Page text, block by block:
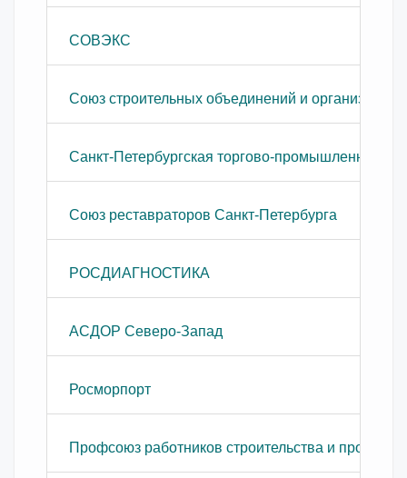
СОВЭКС
Союз строительных объединений и организаций
Санкт-Петербургская торгово-промышленная
Союз реставраторов Санкт-Петербурга
РОСДИАГНОСТИКА
АСДОР Северо-Запад
Росморпорт
Профсоюз работников строительства и